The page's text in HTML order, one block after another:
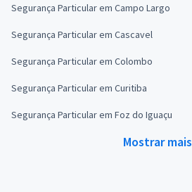
Segurança Particular em Campo Largo
Segurança Particular em Cascavel
Segurança Particular em Colombo
Segurança Particular em Curitiba
Segurança Particular em Foz do Iguaçu
Mostrar mais